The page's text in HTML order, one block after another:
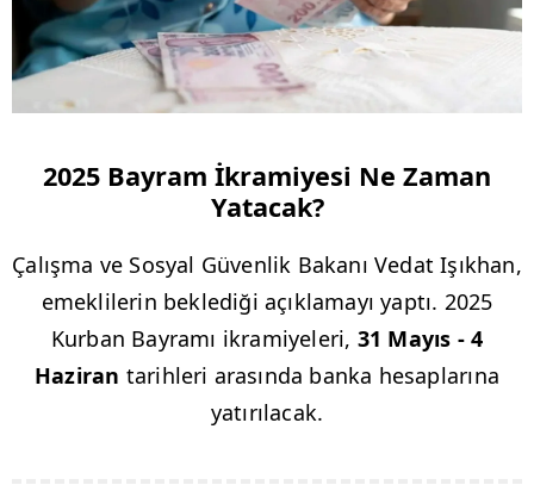
2025 Bayram İkramiyesi Ne Zaman
Yatacak?
Çalışma ve Sosyal Güvenlik Bakanı Vedat Işıkhan,
emeklilerin beklediği açıklamayı yaptı. 2025
Kurban Bayramı ikramiyeleri, 31 Mayıs - 4
Haziran tarihleri arasında banka hesaplarına
yatırılacak.